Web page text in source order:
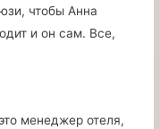
чтобы Анна
и он сам. Все,
менеджер отеля,